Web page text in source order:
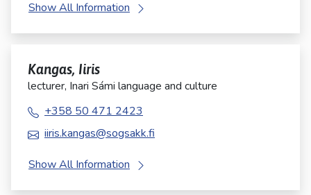
Show All Information
Kangas, Iiris
lecturer, Inari Sámi language and culture
+358 50 471 2423
iiris.kangas@sogsakk.fi
Show All Information